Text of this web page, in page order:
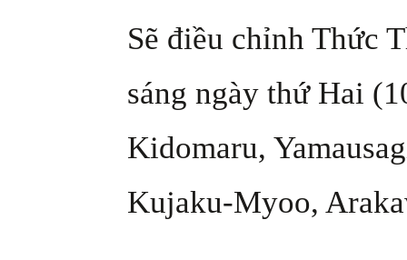
Sẽ điều chỉnh Thức
sáng ngày thứ Hai
Kidomaru,
Kujaku-Myoo,